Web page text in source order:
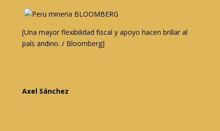
[Una mayor flexibilidad fiscal y apoyo hacen brillar al
país andino. / Bloomberg]
Axel Sánchez